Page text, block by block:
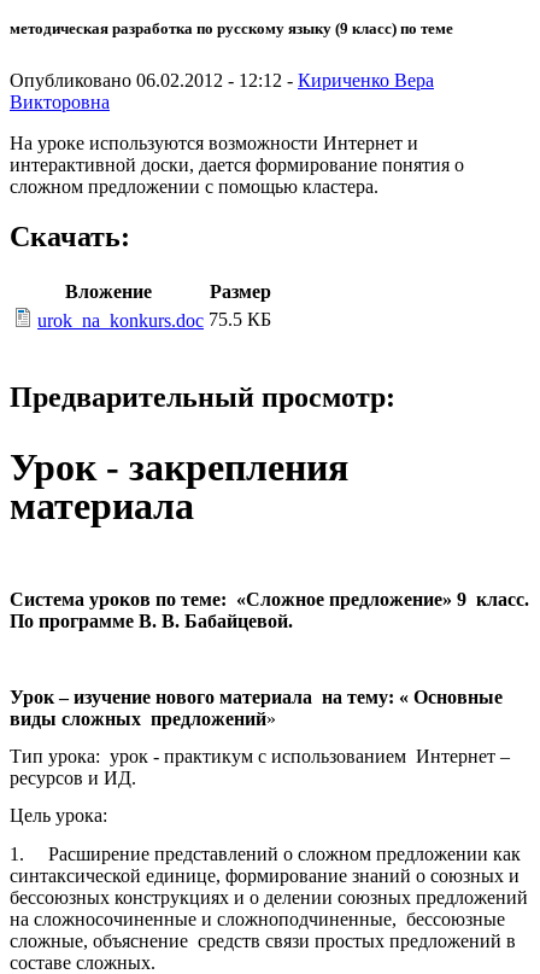
методическая разработка по русскому языку (9 класс) по теме
Опубликовано 06.02.2012 - 12:12 - Кириченко Вера
Викторовна
На уроке используются возможности Интернет и
интерактивной доски, дается формирование понятия о
сложном предложении с помощью кластера.
Скачать:
Вложение
Размер
urok_na_konkurs.doc 75.5 КБ
Предварительный просмотр:
Урок - закрепления
материала
Система уроков по теме: «Сложное предложение» 9 класс.
По программе В. В. Бабайцевой.
Урок – изучение нового материала на тему: « Основные
виды сложных предложений»
Тип урока: урок - практикум с использованием Интернет –
ресурсов и ИД.
Цель урока:
1. Расширение представлений о сложном предложении как
синтаксической единице, формирование знаний о союзных и
бессоюзных конструкциях и о делении союзных предложений
на сложносочиненные и сложноподчиненные, бессоюзные
сложные, объяснение средств связи простых предложений в
составе сложных.